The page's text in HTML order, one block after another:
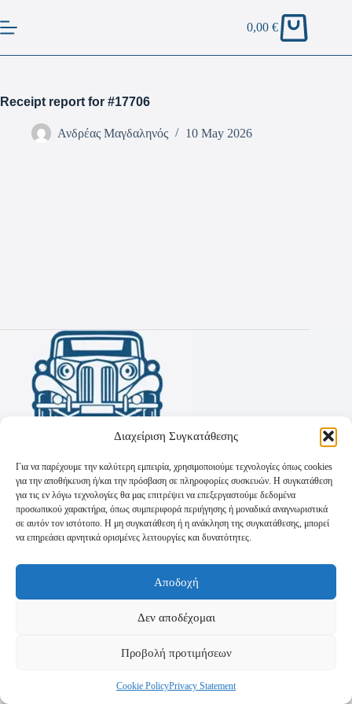
Διαχείριση Συγκατάθεσης
Για να παρέχουμε την καλύτερη εμπειρία, χρησιμοποιούμε τεχνολογίες όπως cookies
για την αποθήκευση ή/και την πρόσβαση σε πληροφορίες συσκευών. Η συγκατάθεση
για τις εν λόγω τεχνολογίες θα μας επιτρέψει να επεξεργαστούμε δεδομένα
προσωπικού χαρακτήρα, όπως συμπεριφορά περιήγησης ή μοναδικά αναγνωριστικά
σε αυτόν τον ιστότοπο. Η μη συγκατάθεση ή η ανάκληση της συγκατάθεσης, μπορεί
να επηρεάσει αρνητικά ορισμένες λειτουργίες και δυνατότητες.
Αποδοχή
Δεν αποδέχομαι
Προβολή προτιμήσεων
Cookie PolicyPrivacy Statement
0,00€
Receipt report for #17706
Ανδρέας Μαγδαληνός 10 May 2026
Πολιτική Απορρήτου
Τρόποι Αποστολής
Τρόποι Πληρωμής